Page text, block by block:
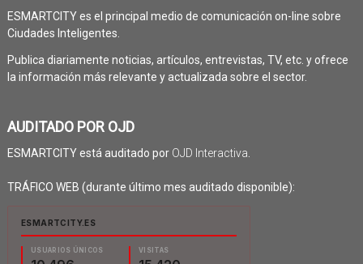
ESMARTCITY es el principal medio de comunicación on-line sobre
Ciudades Inteligentes.
Publica diariamente noticias, artículos, entrevistas, TV, etc. y ofrece
la información más relevante y actualizada sobre el sector.
AUDITADO POR OJD
ESMARTCITY está auditado por OJD Interactiva
TRÁFICO WEB (durante último mes auditado disponible):